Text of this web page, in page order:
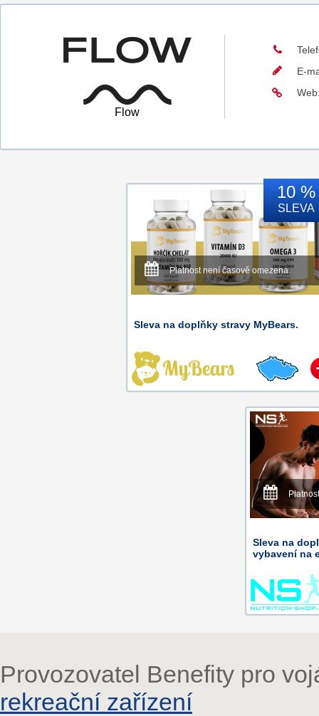
Flow
E-
10 %
SLEVA
Platnost není časově omezena.
Sleva na doplňky stravy MyBears.
Sleva na
vybavení na
Provozovatel Benefity pro
rekreační zařízení